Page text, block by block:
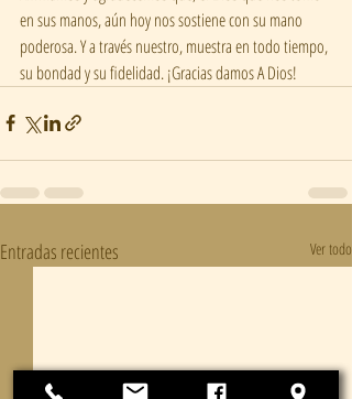
en sus manos, aún hoy nos sostiene con su mano
poderosa. Y a través nuestro, muestra en todo tiempo,
su bondad y su fidelidad. ¡Gracias damos A Dios!
Entradas recientes Ver todo